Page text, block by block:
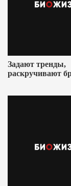
Задают тренды,
раскручивают